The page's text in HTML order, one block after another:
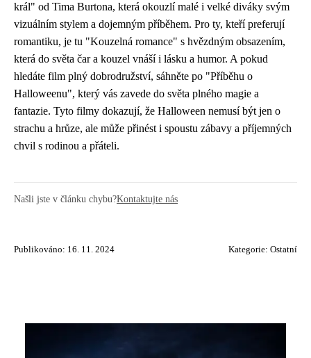
král" od Tima Burtona, která okouzlí malé i velké diváky svým
vizuálním stylem a dojemným příběhem. Pro ty, kteří preferují
romantiku, je tu "Kouzelná romance" s hvězdným obsazením,
která do světa čar a kouzel vnáší i lásku a humor. A pokud
hledáte film plný dobrodružství, sáhněte po "Příběhu o
Halloweenu", který vás zavede do světa plného magie a
fantazie. Tyto filmy dokazují, že Halloween nemusí být jen o
strachu a hrůze, ale může přinést i spoustu zábavy a příjemných
chvil s rodinou a přáteli.
Našli jste v článku chybu?Kontaktujte nás
Publikováno: 16. 11. 2024 Kategorie: Ostatní